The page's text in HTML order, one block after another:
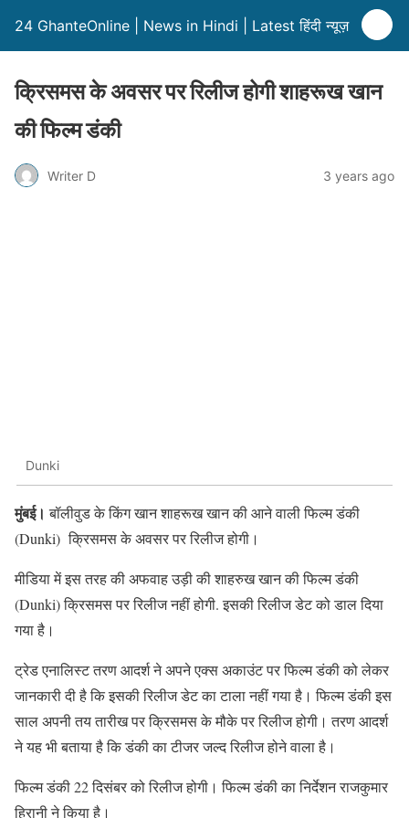
24 GhanteOnline | News in Hindi | Latest हिंदी न्यूज़
क्रिसमस के अवसर पर रिलीज होगी शाहरूख खान
की फिल्म डंकी
Writer D 3 years ago
Dunki
मुंबई। बॉलीवुड के किंग खान शाहरूख खान की आने वाली फिल्म डंकी
(Dunki) क्रिसमस के अवसर पर रिलीज होगी।
मीडिया में इस तरह की अफवाह उड़ी की शाहरुख खान की फिल्म डंकी
(Dunki) क्रिसमस पर रिलीज नहीं होगी. इसकी रिलीज डेट को डाल दिया
गया है।
ट्रेड एनालिस्ट तरण आदर्श ने अपने एक्स अकाउंट पर फिल्म डंकी को लेकर
जानकारी दी है कि इसकी रिलीज डेट का टाला नहीं गया है। फिल्म डंकी इस
साल अपनी तय तारीख पर क्रिसमस के मौके पर रिलीज होगी। तरण आदर्श
ने यह भी बताया है कि डंकी का टीजर जल्द रिलीज होने वाला है।
फिल्म डंकी 22 दिसंबर को रिलीज होगी। फिल्म डंकी का निर्देशन राजकुमार
हिरानी ने किया है।